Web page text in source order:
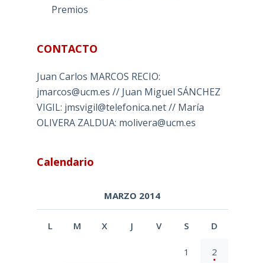
Premios
CONTACTO
Juan Carlos MARCOS RECIO:
jmarcos@ucm.es // Juan Miguel SÁNCHEZ
VIGIL: jmsvigil@telefonica.net // María
OLIVERA ZALDUA: molivera@ucm.es
Calendario
MARZO 2014
L M X J V S D
1 2